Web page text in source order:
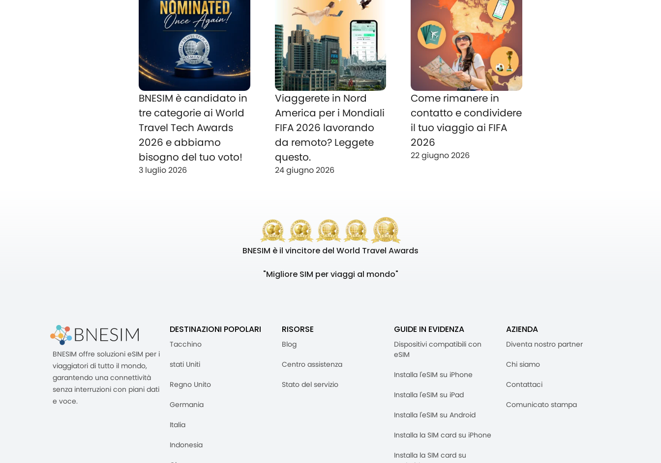
BNESIM è candidato in
tre categorie ai World
Travel Tech Awards
2026 e abbiamo
bisogno del tuo voto!
3 luglio 2026
Viaggerete in Nord
America per i Mondiali
FIFA 2026 lavorando
da remoto? Leggete
questo.
24 giugno 2026
Come rimanere in
contatto e condividere
il tuo viaggio ai FIFA
2026
22 giugno 2026
BNESIM è il vincitore del World Travel Awards
"Migliore SIM per viaggi al mondo"
BNESIM offre soluzioni eSIM per i
viaggiatori di tutto il mondo,
garantendo una connettività
senza interruzioni con piani dati
e voce.
DESTINAZIONI POPOLARI
Tacchino
stati Uniti
Regno Unito
Germania
Italia
Indonesia
RISORSE
Blog
Centro assistenza
Stato del servizio
GUIDE IN EVIDENZA
Dispositivi compatibili con
eSIM
Installa l'eSIM su iPhone
Installa l'eSIM su iPad
Installa l'eSIM su Android
Installa la SIM card su iPhone
Installa la SIM card su
AZIENDA
Diventa nostro partner
Chi siamo
Contattaci
Comunicato stampa